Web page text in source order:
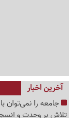
آخرین اخبار
جامعه را نمی‌توان
تلاش بر وحدت و